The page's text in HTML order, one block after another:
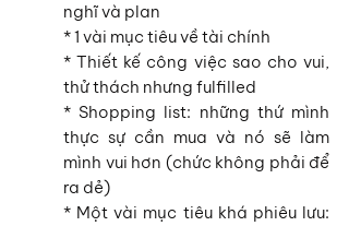
nghĩ và plan
* 1 vài mục tiêu về tài chính
* Thiết kế công việc sao cho vui,
thử thách nhưng fulfilled
* Shopping list: những thứ mình
thực sự cần mua và nó sẽ làm
mình vui hơn (chức không phải để
ra dẻ)
* Một vài mục tiêu khá phiêu lưu: